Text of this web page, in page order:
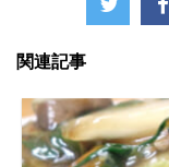
関連記事